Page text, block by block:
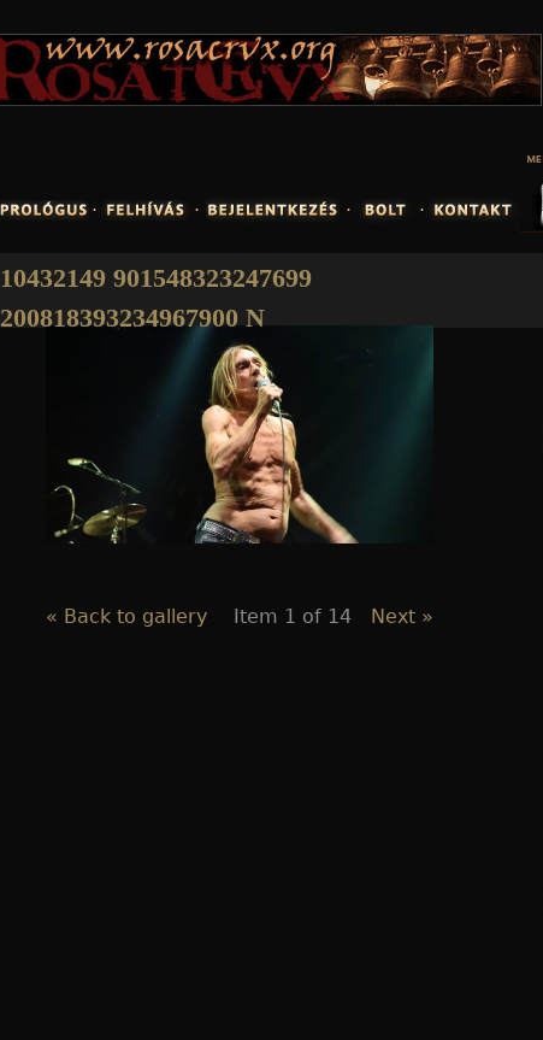
10432149 901548323247699
200818393234967900 N
« Back to gallery Item 1 of 14 Next »